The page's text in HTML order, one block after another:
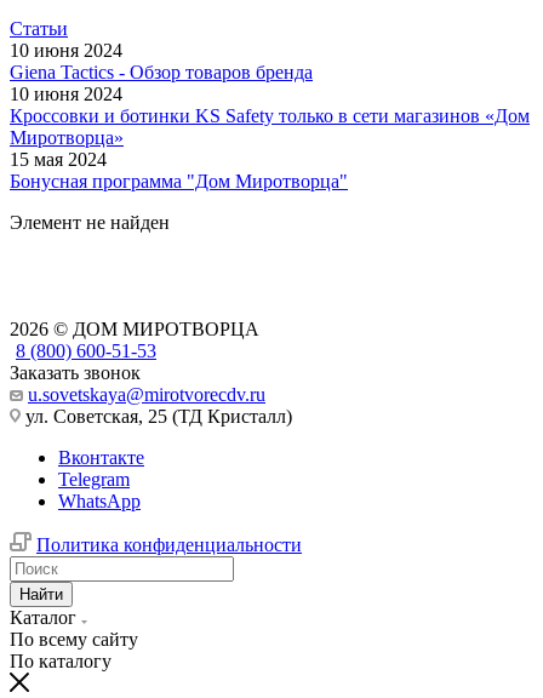
Статьи
10 июня 2024
Giena Tactics - Обзор товаров бренда
10 июня 2024
Кроссовки и ботинки KS Safety только в сети магазинов «Дом
Миротворца»
15 мая 2024
Бонусная программа "Дом Миротворца"
Элемент не найден
2026 © ДОМ МИРОТВОРЦА
8 (800) 600-51-53
Заказать звонок
u.sovetskaya@mirotvorecdv.ru
ул. Советская, 25 (ТД Кристалл)
Вконтакте
Telegram
WhatsApp
Политика конфиденциальности
Найти
Каталог
По всему сайту
По каталогу